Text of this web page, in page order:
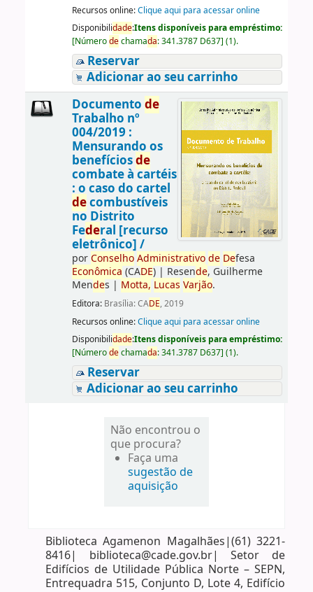
Recursos online:Clique aqui para acessar online
Disponibilidade:Itens disponíveis para empréstimo:
[Númerodechamada:341.3787 D637] (1).
Reservar
Adicionar ao seu carrinho
Documento de
Trabalho nº
004/2019 :
Mensurando os
benefíciosde
combate à cartéis
: o caso do cartel
decombustíveis
no Distrito
Federal [recurso
eletrônico] /
porConselho Administrativo de Defesa
Econômica (CADE)| Resende, Guilherme
Mendes | Motta, Lucas Varjão.
Editora: Brasília: CADE, 2019
Recursos online:Clique aqui para acessar online
Disponibilidade:Itens disponíveis para empréstimo:
[Númerodechamada:341.3787 D637] (1).
Reservar
Adicionar ao seu carrinho
Não encontrou o
que procura?
Faça uma
sugestão de
aquisição
Biblioteca Agamenon Magalhães|(61) 3221-
8416| biblioteca@cade.gov.br| Setor de
Edifícios de Utilidade Pública Norte – SEPN,
Entrequadra 515, Conjunto D, Lote 4, Edifício